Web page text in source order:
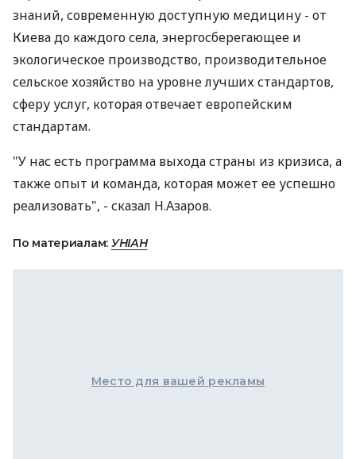
знаний, современную доступную медицину - от
Киева до каждого села, энергосберегающее и
экологическое производство, производительное
сельское хозяйство на уровне лучших стандартов,
сферу услуг, которая отвечает европейским
стандартам.
"У нас есть программа выхода страны из кризиса, а
также опыт и команда, которая может ее успешно
реализовать", - сказал Н.Азаров.
По материалам: УНІАН
Место для вашей рекламы